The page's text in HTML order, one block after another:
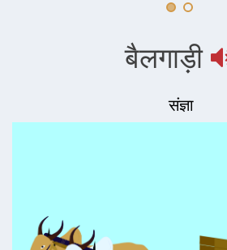
बैलगाड़ी
संज्ञा